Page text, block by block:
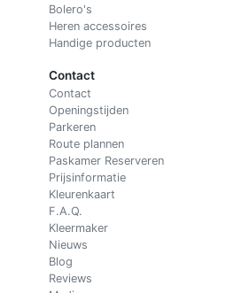
Bolero's
Heren accessoires
Handige producten
Contact
Contact
Openingstijden
Parkeren
Route plannen
Paskamer Reserveren
Prijsinformatie
Kleurenkaart
F.A.Q.
Kleermaker
Nieuws
Blog
Reviews